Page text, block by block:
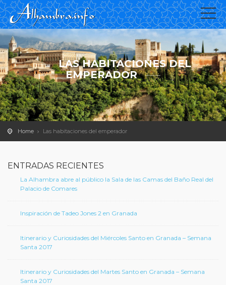
LAS HABITACIONES DEL
EMPERADOR
Home Las habitaciones del emperador
ENTRADAS RECIENTES
La Alhambra abre al público la Sala de las Camas del Baño Real del
Palacio de Comares
Inspiración de Tadeo Jones 2 en Granada
Itinerario y Curiosidades del Miércoles Santo en Granada – Semana
Santa 2017
Itinerario y Curiosidades del Martes Santo en Granada – Semana
Santa 2017